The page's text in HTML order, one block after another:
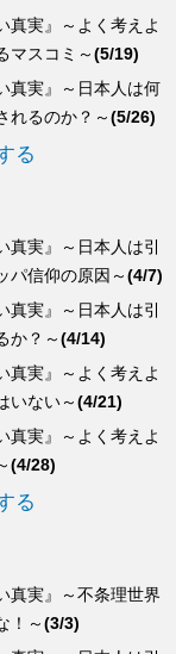
真実』～日本人は何
れるのか？～(5/26)
真実』～よく考えよ
マスコミ～(5/19)
る
真実』～よく考えよ
(4/28)
真実』～よく考えよ
いない～(4/21)
実』～日本人は引
か？～(4/14)
実』～日本人は引
パ信仰の原因～(4/7)
る
真実』～不条理世界
！～(3/3)